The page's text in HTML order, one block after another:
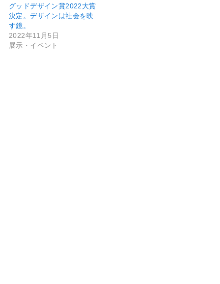
グッドデザイン賞2022大賞
決定。デザインは社会を映
す鏡。
2022年11月5日
展示・イベント